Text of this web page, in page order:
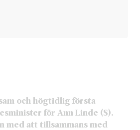
och högtidlig första
för Ann Linde (S).
med att tillsammans med